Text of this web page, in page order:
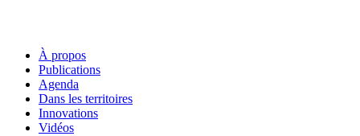
À propos
Publications
Agenda
Dans les territoires
Innovations
Vidéos